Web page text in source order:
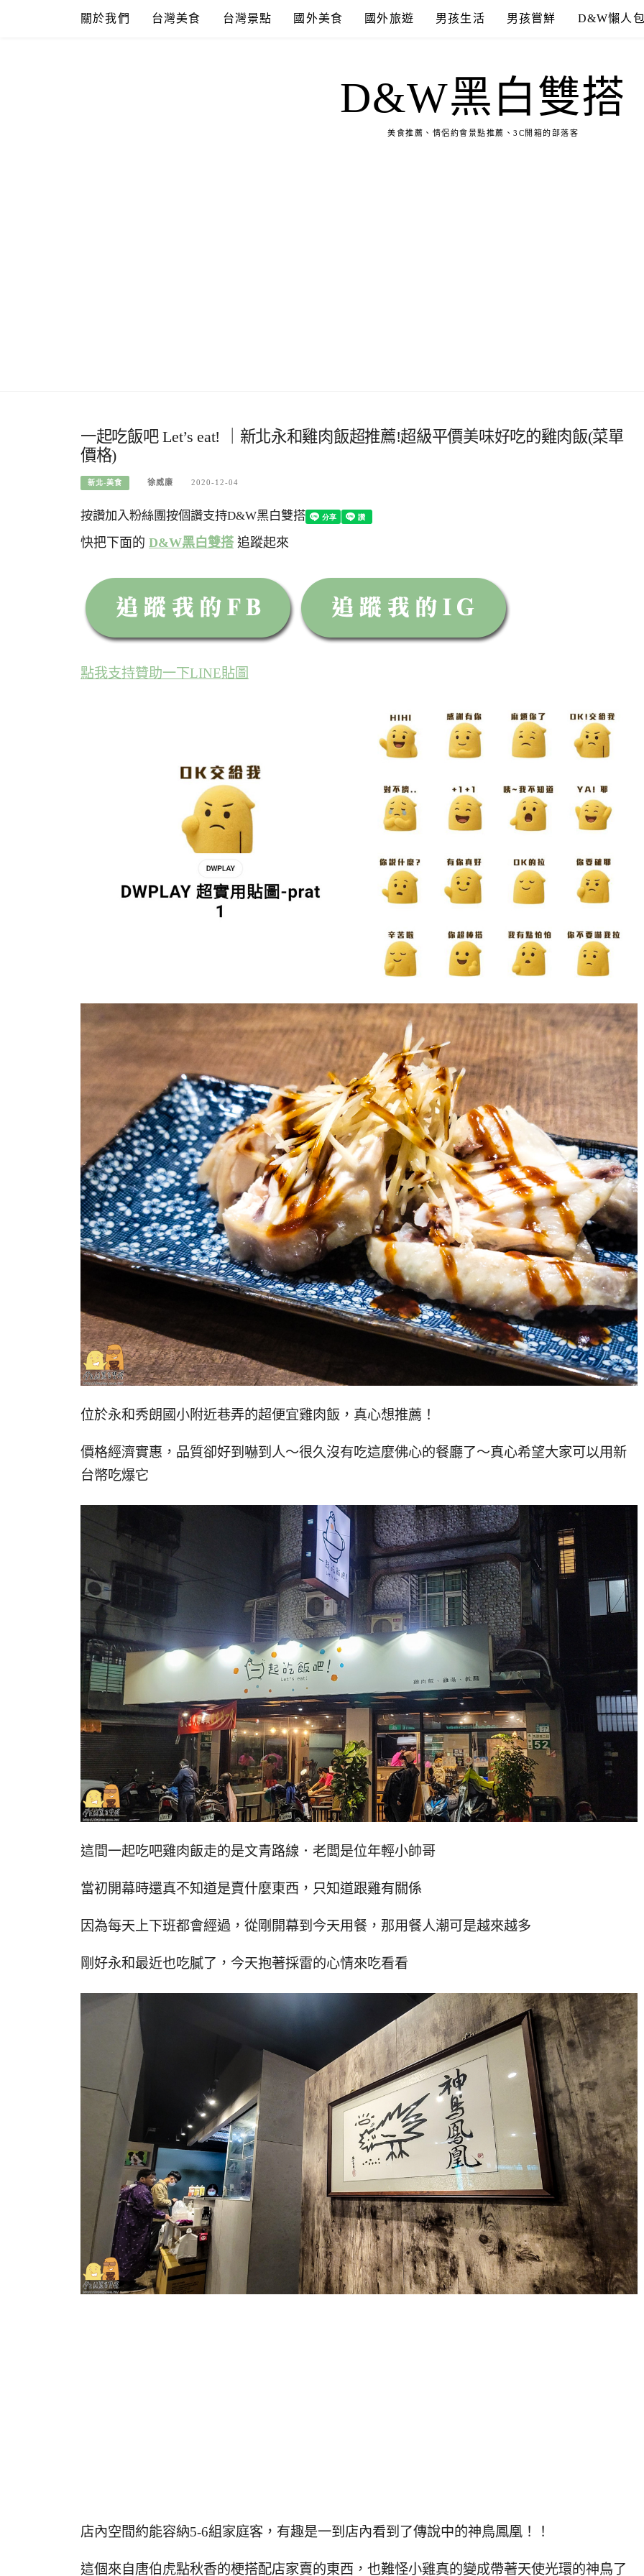
關於我們 台灣美食 台灣景點 國外美食 國外旅遊 男孩生活 男孩嘗鮮 D&W懶人
D&W黑白雙搭
美食推薦、情侶約會景點推薦、3C開箱的部落客
一起吃飯吧 Let’s eat! ｜新北永和雞肉飯超推薦!超級平價美味好吃的雞肉飯(菜單
價格)
新北-美食 徐威廉 2020-12-04
按讚加入粉絲團按個讚支持D&W黑白雙搭
快把下面的 D&W黑白雙搭 追蹤起來
點我支持贊助一下LINE貼圖
位於永和秀朗國小附近巷弄的超便宜雞肉飯，真心想推薦！
價格經濟實惠，品質卻好到嚇到人～很久沒有吃這麼佛心的餐廳了～真心希望大家可以用新
台幣吃爆它
這間一起吃吧雞肉飯走的是文青路線．老闆是位年輕小帥哥
當初開幕時還真不知道是賣什麼東西，只知道跟雞有關係
因為每天上下班都會經過，從剛開幕到今天用餐，那用餐人潮可是越來越多
剛好永和最近也吃膩了，今天抱著採雷的心情來吃看看
店內空間約能容納5-6組家庭客，有趣是一到店內看到了傳說中的神鳥鳳凰！！
這個來自唐伯虎點秋香的梗搭配店家賣的東西，也難怪小雞真的變成帶著天使光環的神鳥了